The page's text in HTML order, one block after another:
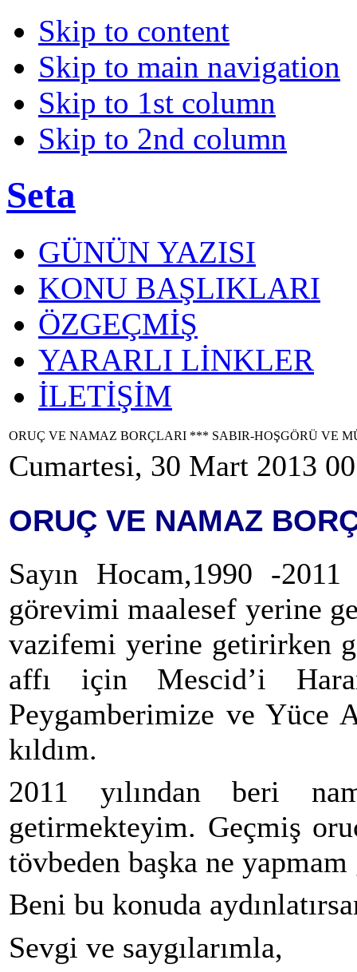
Skip to content
Skip to main navigation
Skip to 1st column
Skip to 2nd column
Seta
GÜNÜN YAZISI
KONU BAŞLIKLARI
ÖZGEÇMİŞ
YARARLI LİNKLER
İLETİŞİM
ORUÇ VE NAMAZ BORÇLARI *** SABIR-HOŞGÖRÜ VE
Cumartesi, 30 Mart 2013
ORUÇ VE NAMAZ
Sayın Hocam,1990 -
görevimi maalesef yerine
vazifemi yerine getirirken
affı için Mescid’i
Peygamberimize ve Yüce
kıldım.
2011 yılından beri
getirmekteyim. Geçmiş
tövbeden başka ne
Beni bu konuda
Sevgi ve saygılarımla,